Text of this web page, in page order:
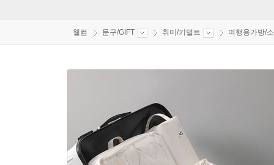
웰컴 문구/GIFT 취미/키덜트 여행용가방/